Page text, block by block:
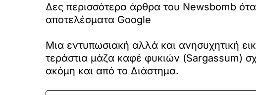
Δες περισσότερα άρθρα του Newsbomb
αποτελέσματα Google
Μια εντυπωσιακή αλλά και ανησυχητική
τεράστια μάζα καφέ φυκιών (Sargassum)
ακόμη και από το Διάστημα.